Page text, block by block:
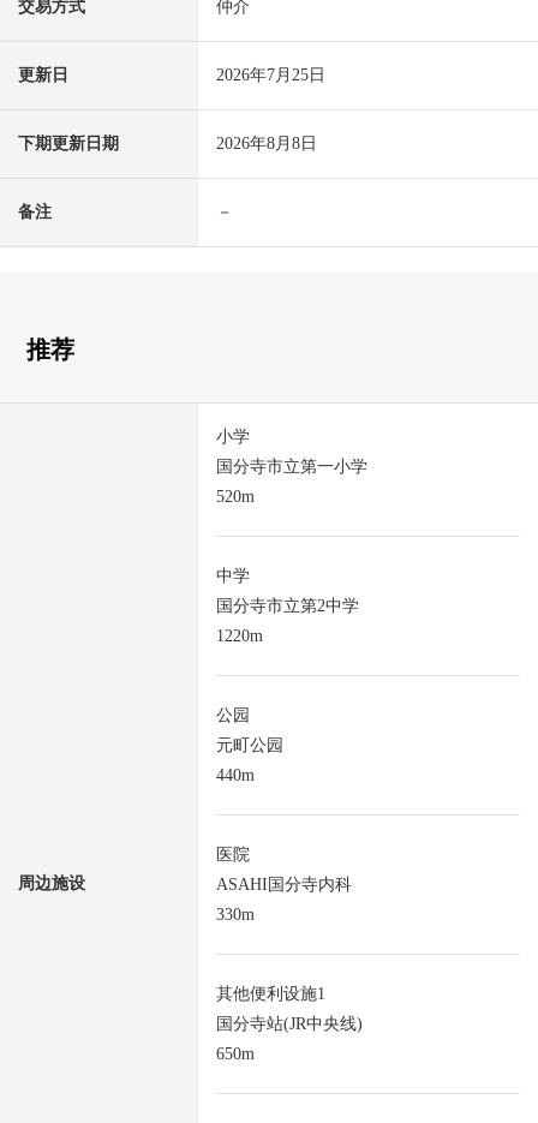
交易方式 仲介
更新日 2026年7月25日
下期更新日期 2026年8月8日
备注 －
推荐
周边施设
小学
国分寺市立第一小学
520m
中学
国分寺市立第2中学
1220m
公园
元町公园
440m
医院
ASAHI国分寺内科
330m
其他便利设施1
国分寺站(JR中央线)
650m